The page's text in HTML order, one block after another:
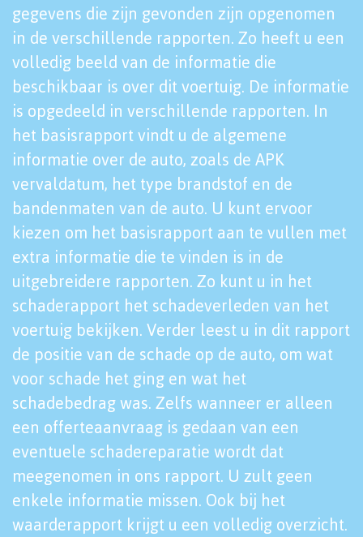
gegevens die zijn gevonden zijn opgenomen
in de verschillende rapporten. Zo heeft u een
volledig beeld van de informatie die
beschikbaar is over dit voertuig. De informatie
is opgedeeld in verschillende rapporten. In
het basisrapport vindt u de algemene
informatie over de auto, zoals de APK
vervaldatum, het type brandstof en de
bandenmaten van de auto. U kunt ervoor
kiezen om het basisrapport aan te vullen met
extra informatie die te vinden is in de
uitgebreidere rapporten. Zo kunt u in het
schaderapport het schadeverleden van het
voertuig bekijken. Verder leest u in dit rapport
de positie van de schade op de auto, om wat
voor schade het ging en wat het
schadebedrag was. Zelfs wanneer er alleen
een offerteaanvraag is gedaan van een
eventuele schadereparatie wordt dat
meegenomen in ons rapport. U zult geen
enkele informatie missen. Ook bij het
waarderapport krijgt u een volledig overzicht.